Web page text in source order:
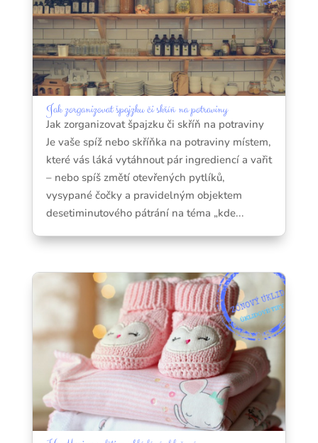
Jak zorganizovat špajzku či skříň na potraviny
Jak zorganizovat špajzku či skříň na potraviny
Je vaše spíž nebo skříňka na potraviny místem,
které vás láká vytáhnout pár ingrediencí a vařit
– nebo spíš změtí otevřených pytlíků,
vysypané čočky a pravidelným objektem
desetiminutového pátrání na téma „kde...